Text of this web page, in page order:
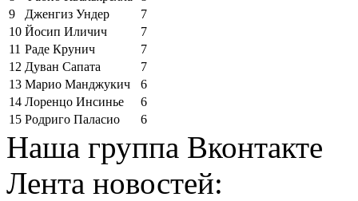
9
Дженгиз Ундер
7
10 Йосип Иличич
7
11 Раде Крунич
7
12 Дуван Сапата
7
13 Марио Манджукич
6
14 Лоренцо Инсинье
6
15 Родриго Паласио 6
Наша группа Вконтакте
Лента новостей: